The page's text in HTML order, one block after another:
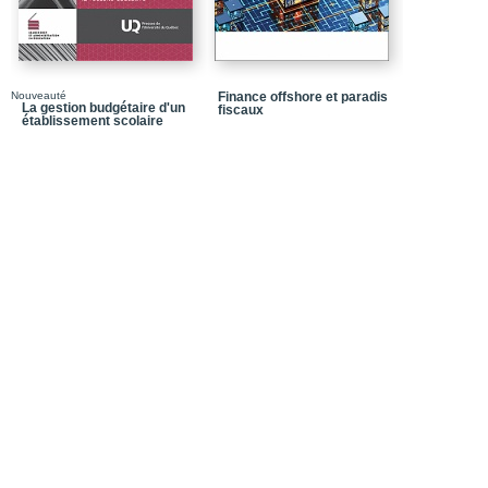
Chapitre
Chapitre 9_Les
Chapitre 10_L'analyse
Nouveauté
La gestion budgétaire d'un
établissement scolaire
Finance offshore et paradis
fiscaux